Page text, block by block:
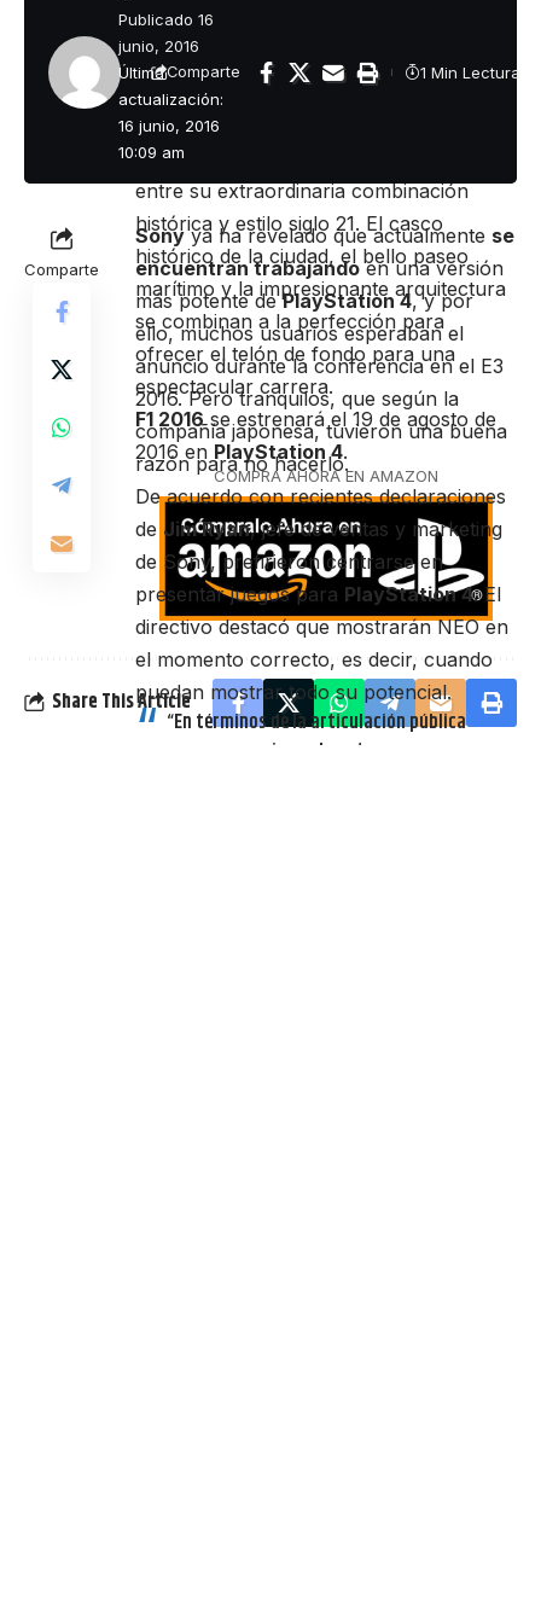
vueltas virtuales sobre el circuito urbano
de Baku, comentando sus impresiones
acerca de su desafiante trazado urbano.
Se dice que el circuito avanza por la
atractiva atmósfera urbana de Baku,
entre su extraordinaria combinación
histórica y estilo siglo 21. El casco
histórico de la ciudad, el bello paseo
marítimo y la impresionante arquitectura
se combinan a la perfección para
ofrecer el telón de fondo para una
espectacular carrera.
F1 2016se estrenará el 19 de agosto de
2016 en PlayStation 4.
COMPRA AHORA EN AMAZON
Share This Article
Última
actualización:
16 junio, 2016
10:09 am
Publicado 16
junio, 2016
Comparte 1 Min Lectura
Comparte
Sonyya ha revelado que actualmente se
encuentran trabajandoen una versión
más potente dePlayStation 4, y por
ello, muchos usuarios esperaban el
anuncio durante la conferencia en el E3
2016. Pero tranquilos, que según la
compañía japonesa, tuvieron una buena
razón para no hacerlo.
De acuerdo con recientes declaraciones
de Jim Ryan, jefe de ventas y marketing
de Sony, prefirieron centrarse en
presentar juegos para PlayStation 4. El
directivo destacó que mostrarán NEO en
el momento correcto, es decir, cuando
puedan mostrar todo su potencial.
“En términos de la articulación pública
en un escenario, realmente queremos